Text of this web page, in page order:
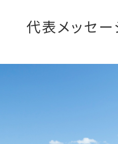
代表メッセー